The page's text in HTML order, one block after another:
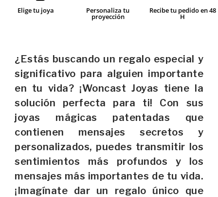
Elige tu joya Personaliza tu
proyección
Recibe tu pedido en 48
H
¿Estás buscando un regalo especial y
significativo para alguien importante
en tu vida? ¡Woncast Joyas tiene la
solución perfecta para ti! Con sus
joyas mágicas patentadas que
contienen mensajes secretos y
personalizados, puedes transmitir los
sentimientos más profundos y los
mensajes más importantes de tu vida.
¡Imagínate dar un regalo único que